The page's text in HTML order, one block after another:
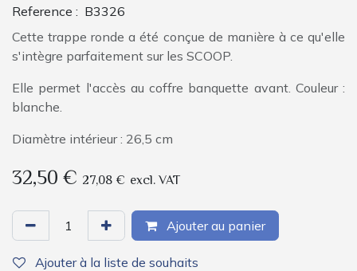
Reference : B3326
Cette trappe ronde a été conçue de manière à ce qu'elle
s'intègre parfaitement sur les SCOOP.
Elle permet l'accès au coffre banquette avant. Couleur :
blanche.
Diamètre intérieur : 26,5 cm
32,50€ 27,08 € excl. VAT
Ajouter au panier
Ajouter à la liste de souhaits